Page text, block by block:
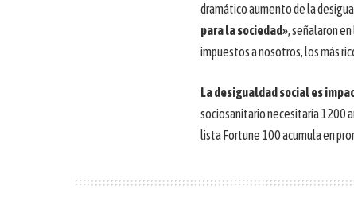
dramático aumento de la
para la sociedad», señalaron
impuestos a nosotros, los más
La desigualdad social es
sociosanitario necesitaría 1200
lista Fortune 100 acumula en